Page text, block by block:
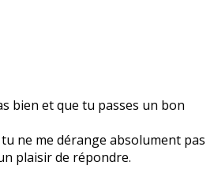
bien et que tu passes un bon
ne me dérange absolument pas
plaisir de répondre.